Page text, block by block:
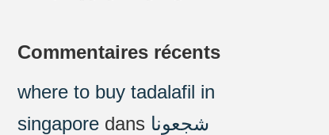
Commentaires récents
where to buy tadalafil in
singapore dans شجعونا